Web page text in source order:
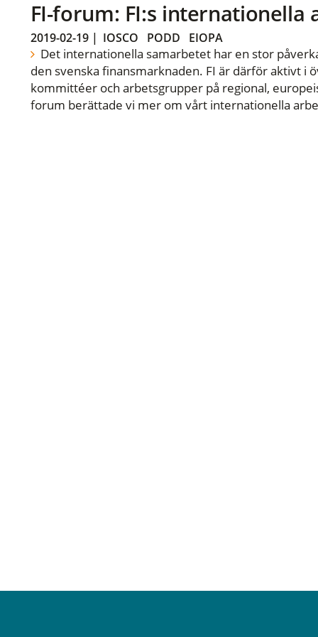
FI-forum: FI:s internationella
2019-02-19| IOSCO PODD EIOPA
Det internationella samarbetet har en stor
den svenska finansmarknaden. FI är därför aktivt i
kommittéer och arbetsgrupper på regional,
forum berättade vi mer om vårt internationella